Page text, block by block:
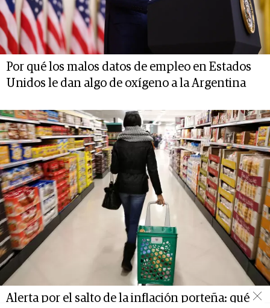
Por qué los malos datos de empleo en Estados
Unidos le dan algo de oxígeno a la Argentina
Alerta por el salto de la inflación porteña: qué